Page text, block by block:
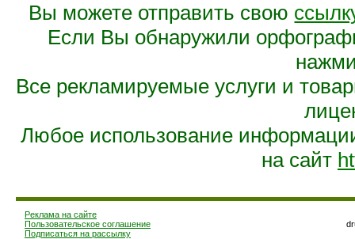
Вы можете отправить свою
Если Вы обнаружили
Все рекламируемые услуги и
Любое использование
на сайт
Реклама на сайте
Пользовательское соглашение
Подписаться на рассылку